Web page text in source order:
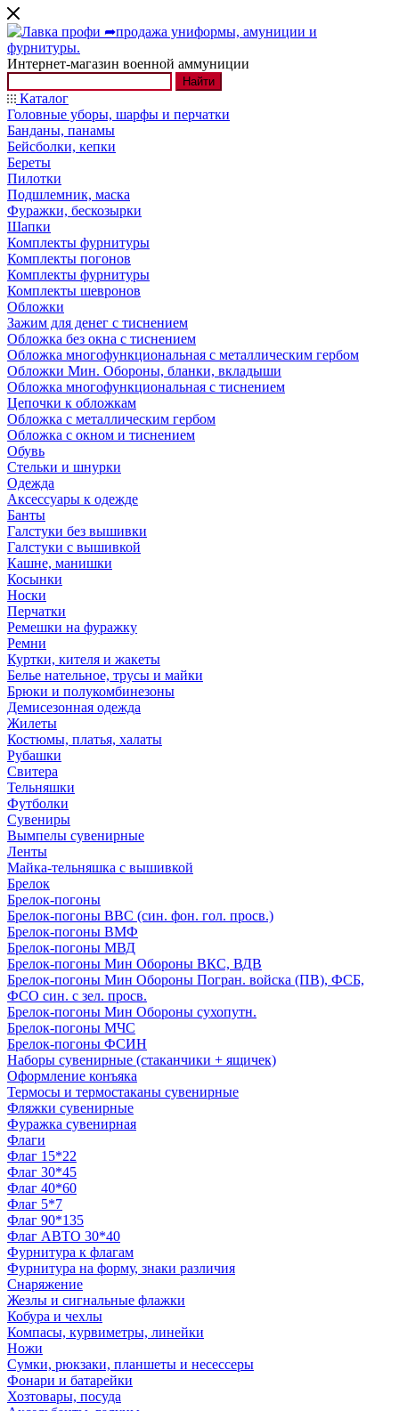
Интернет-магазин военной аммуниции
Найти
Каталог
Головные уборы, шарфы и перчатки
Банданы, панамы
Бейсболки, кепки
Береты
Пилотки
Подшлемник, маска
Фуражки, бескозырки
Шапки
Комплекты фурнитуры
Комплекты погонов
Комплекты фурнитуры
Комплекты шевронов
Обложки
Зажим для денег с тиснением
Обложка без окна с тиснением
Обложка многофункциональная с металлическим гербом
Обложки Мин. Обороны, бланки, вкладыши
Обложка многофункциональная с тиснением
Цепочки к обложкам
Обложка с металлическим гербом
Обложка с окном и тиснением
Обувь
Стельки и шнурки
Одежда
Аксессуары к одежде
Банты
Галстуки без вышивки
Галстуки с вышивкой
Кашне, манишки
Косынки
Носки
Перчатки
Ремешки на фуражку
Ремни
Куртки, кителя и жакеты
Белье нательное, трусы и майки
Брюки и полукомбинезоны
Демисезонная одежда
Жилеты
Костюмы, платья, халаты
Рубашки
Свитера
Тельняшки
Футболки
Сувениры
Вымпелы сувенирные
Ленты
Майка-тельняшка с вышивкой
Брелок
Брелок-погоны
Брелок-погоны ВВС (син. фон. гол. просв.)
Брелок-погоны ВМФ
Брелок-погоны МВД
Брелок-погоны Мин Обороны ВКС, ВДВ
Брелок-погоны Мин Обороны Погран. войска (ПВ), ФСБ,
ФСО син. с зел. просв.
Брелок-погоны Мин Обороны сухопутн.
Брелок-погоны МЧС
Брелок-погоны ФСИН
Наборы сувенирные (стаканчики + ящичек)
Оформление конъяка
Термосы и термостаканы сувенирные
Фляжки сувенирные
Фуражка сувенирная
Флаги
Флаг 15*22
Флаг 30*45
Флаг 40*60
Флаг 5*7
Флаг 90*135
Флаг АВТО 30*40
Фурнитура к флагам
Фурнитура на форму, знаки различия
Снаряжение
Жезлы и сигнальные флажки
Кобура и чехлы
Компасы, курвиметры, линейки
Ножи
Сумки, рюкзаки, планшеты и несессеры
Фонари и батарейки
Хозтовары, посуда